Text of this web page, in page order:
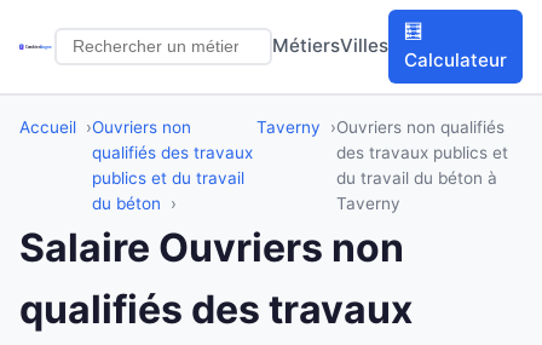
MétiersVilles
🧮
Calculateur
Accueil
Ouvriers non
qualifiés des travaux
publics et du travail
du béton
Taverny
Ouvriers non qualifiés
des travaux publics et
du travail du béton à
Taverny
Salaire Ouvriers non
qualifiés des travaux